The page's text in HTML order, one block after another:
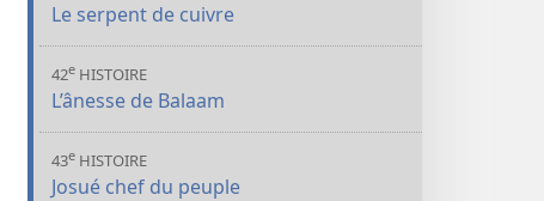
Le serpent de cuivre
42e HISTOIRE
L’ânesse de Balaam
43e HISTOIRE
Josué chef du peuple